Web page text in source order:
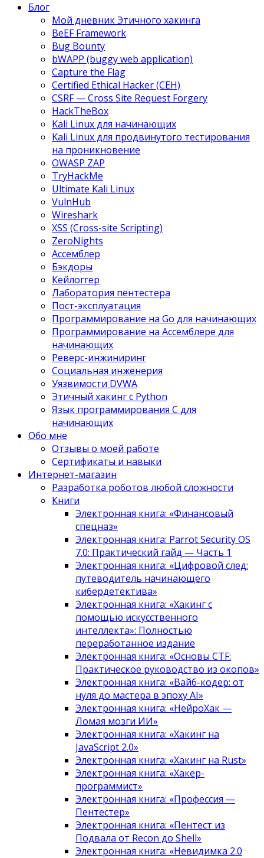
Блог
Мой дневник Этичного хакинга
BeEF Framework
Bug Bounty
bWAPP (buggy web application)
Capture the Flag
Certified Ethical Hacker (CEH)
CSRF — Cross Site Request Forgery
HackTheBox
Kali Linux для начинающих
Kali Linux для продвинутого тестирования
на проникновение
OWASP ZAP
TryHackMe
Ultimate Kali Linux
VulnHub
Wireshark
XSS (Cross-site Scripting)
ZeroNights
Ассемблер
Бэкдоры
Кейлоггер
Лаборатория пентестера
Пост-эксплуатация
Программирование на Go для начинающих
Программирование на Ассемблере для
начинающих
Реверс-инжиниринг
Социальная инженерия
Уязвимости DVWA
Этичный хакинг с Python
Язык программирования С для
начинающих
Обо мне
Отзывы о моей работе
Сертификаты и навыки
Интернет-магазин
Разработка роботов любой сложности
Книги
Электронная книга: «Финансовый
спецназ»
Электронная книга: Parrot Security OS
7.0: Практический гайд — Часть 1
Электронная книга: «Цифровой след:
путеводитель начинающего
кибердетектива»
Электронная книга: «Хакинг с
помощью искусственного
интеллекта»: Полностью
переработанное издание
Электронная книга: «Основы CTF:
Практическое руководство из окопов»
Электронная книга: «Вайб-кодер: от
нуля до мастера в эпоху AI»
Электронная книга: «НейроХак —
Ломая мозги ИИ»
Электронная книга: «Хакинг на
JavaScript 2.0»
Электронная книга: «Хакинг на Rust»
Электронная книга: «Хакер-
программист»
Электронная книга: «Профессия —
Пентестер»
Электронная книга: «Пентест из
Подвала от Recon до Shell»
Электронная книга: «Невидимка 2.0